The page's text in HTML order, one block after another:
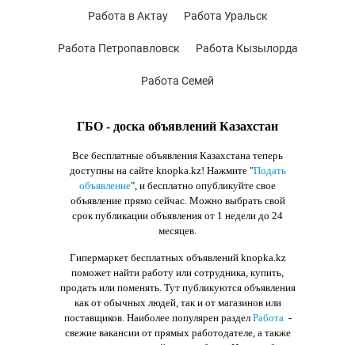
ГБО - доска объявлений Казахстан
Все бесплатные объявления Казахстана теперь
доступны на сайте knopka.kz! Нажмите "Подать
объявление", и бесплатно опубликуйте свое
объявление прямо сейчас. Можно выбрать свой
срок публикации объявления от 1 недели до 24
месяцев.
Гипермаркет бесплатных объявлений knopka.kz
поможет найти работу или сотрудника, купить,
продать или поменять. Тут публикуются объявления
как от обычных людей, так и от магазинов или
поставщиков. Наиболее популярен раздел Работа-
свежие вакансии от прямых работодателе, а также
Работа в Актау Работа Уральск
Работа Петропавловск Работа Кызылорда
Работа Семей